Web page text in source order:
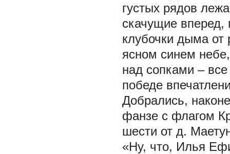
густых рядов
скачущие
клубочки дыма от
ясном синем
над сопками –
победе
Добрались,
фанзе с флагом
шести от д.
«Ну, что, Илья